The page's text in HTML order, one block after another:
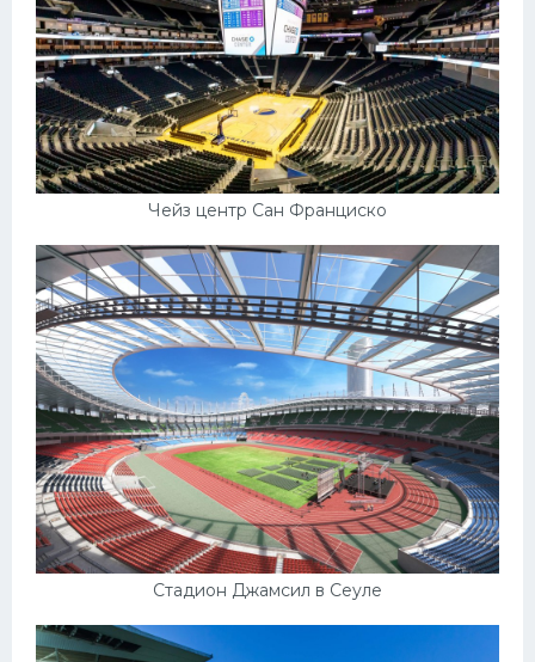
Чейз центр Сан Франциско
Стадион Джамсил в Сеуле